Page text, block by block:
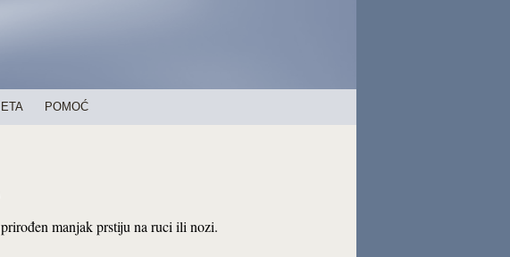
POMOĆ
manjak prstiju na ruci ili nozi.